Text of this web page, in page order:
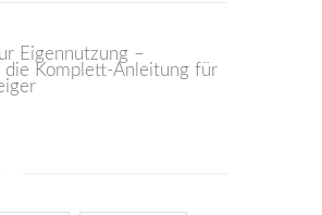
Eigennutzung –
die Komplett-Anleitung für